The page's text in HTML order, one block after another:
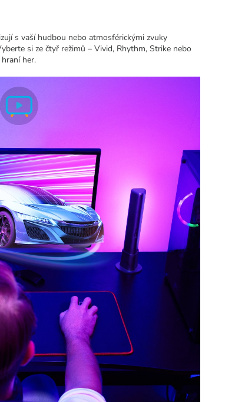
s vaší hudbou nebo atmosférickými zvuky
si ze čtyř režimů – Vivid, Rhythm, Strike nebo
her.